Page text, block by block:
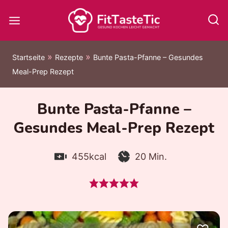
Inhalt
Startseite » Rezepte » Bunte Pasta-Pfanne – Gesundes
Meal-Prep Rezept
Bunte Pasta-Pfanne –
Gesundes Meal-Prep Rezept
Kalorien:
455kcal Zubereitungszeit:
20Minuten
Min.